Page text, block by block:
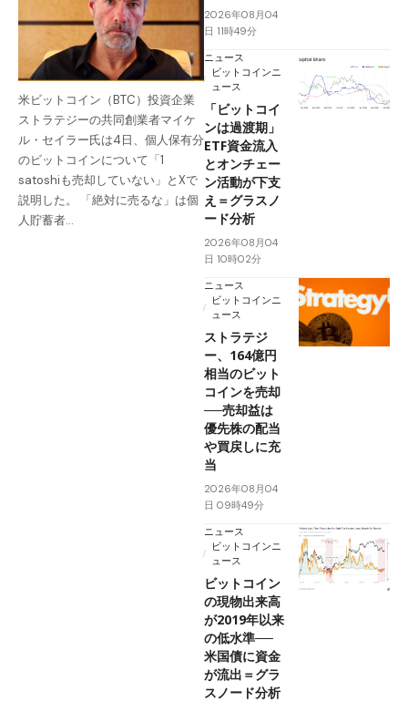
米ビットコイン（BTC）投資企業
ストラテジーの共同創業者マイケ
ル・セイラー氏は4日、個人保有分
のビットコインについて「1
satoshiも売却していない」とXで
説明した。 「絶対に売るな」は個
人貯蓄者…
2026年08月04
日 11時49分
ニュース
ビットコインニ
ュース
「ビットコイ
ンは過渡期」
ETF資金流入
とオンチェー
ン活動が下支
え＝グラスノ
ード分析
2026年08月04
日 10時02分
ニュース
ビットコインニ
ュース
ストラテジ
ー、164億円
相当のビット
コインを売却
──売却益は
優先株の配当
や買戻しに充
当
2026年08月04
日 09時49分
ニュース
ビットコインニ
ュース
ビットコイン
の現物出来高
が2019年以来
の低水準──
米国債に資金
が流出＝グラ
スノード分析